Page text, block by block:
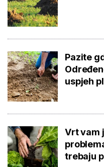
Pazite
uspjeh
Vrt vam
trebaju